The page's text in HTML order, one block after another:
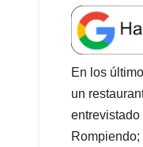
a
t
s
A
p
p
e
b
o
o
k
En los
un